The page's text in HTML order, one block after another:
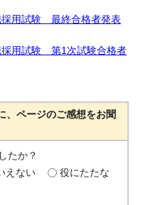
用試験 最終合格者発表
用試験 第1次試験合格者
、ページのご感想をお聞
たか？
えない
役にたたな